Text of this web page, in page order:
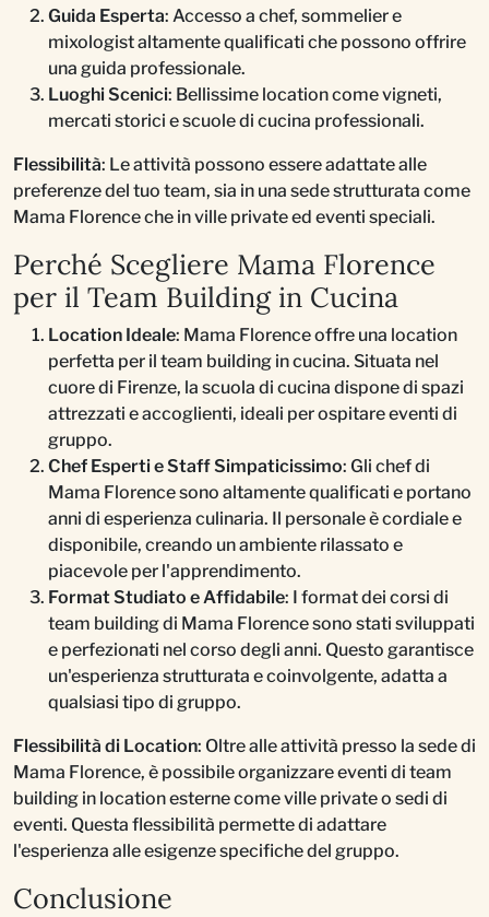
Guida Esperta: Accesso a chef, sommelier e
mixologist altamente qualificati che possono offrire
una guida professionale.
Luoghi Scenici: Bellissime location come vigneti,
mercati storici e scuole di cucina professionali.
Flessibilità: Le attività possono essere adattate alle
preferenze del tuo team, sia in una sede strutturata come
Mama Florence che in ville private ed eventi speciali.
Perché Scegliere Mama Florence
per il Team Building in Cucina
Location Ideale: Mama Florence offre una location
perfetta per il team building in cucina. Situata nel
cuore di Firenze, la scuola di cucina dispone di spazi
attrezzati e accoglienti, ideali per ospitare eventi di
gruppo.
Chef Esperti e Staff Simpaticissimo: Gli chef di
Mama Florence sono altamente qualificati e portano
anni di esperienza culinaria. Il personale è cordiale e
disponibile, creando un ambiente rilassato e
piacevole per l'apprendimento.
Format Studiato e Affidabile: I format dei corsi di
team building di Mama Florence sono stati sviluppati
e perfezionati nel corso degli anni. Questo garantisce
un'esperienza strutturata e coinvolgente, adatta a
qualsiasi tipo di gruppo.
Flessibilità di Location: Oltre alle attività presso la sede di
Mama Florence, è possibile organizzare eventi di team
building in location esterne come ville private o sedi di
eventi. Questa flessibilità permette di adattare
l'esperienza alle esigenze specifiche del gruppo.
Conclusione